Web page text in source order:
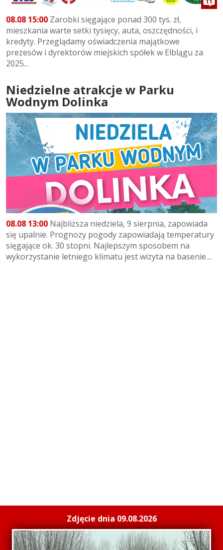
08.08 15:00 Zarobki sięgające ponad 300 tys. zł,
mieszkania warte setki tysięcy, auta, oszczędności, i
kredyty. Przeglądamy oświadczenia majątkowe
prezesów i dyrektorów miejskich spółek w Elblągu za
2025...
Niedzielne atrakcje w Parku
Wodnym Dolinka
08.08 13:00 Najbliższa niedziela, 9 sierpnia, zapowiada
się upalnie. Prognozy pogody zapowiadają temperatury
sięgające ok. 30 stopni. Najlepszym sposobem na
wykorzystanie letniego klimatu jest wizyta na basenie....
Zdjęcie dnia 09.08.2026